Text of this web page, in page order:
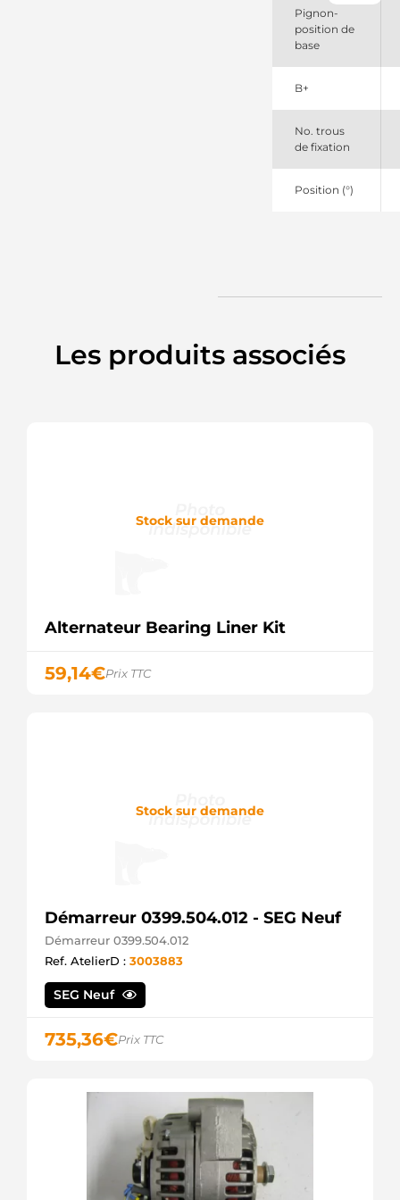
MahlePignon-
position de
base
B+
No. trous
de fixation
Position (°)
Les produits associés
Stock sur demande
Alternateur Bearing Liner Kit
59,14€Prix TTC
Stock sur demande
Démarreur 0399.504.012 - SEG Neuf
Démarreur 0399.504.012
Ref. AtelierD : 3003883
SEG Neuf
735,36€Prix TTC